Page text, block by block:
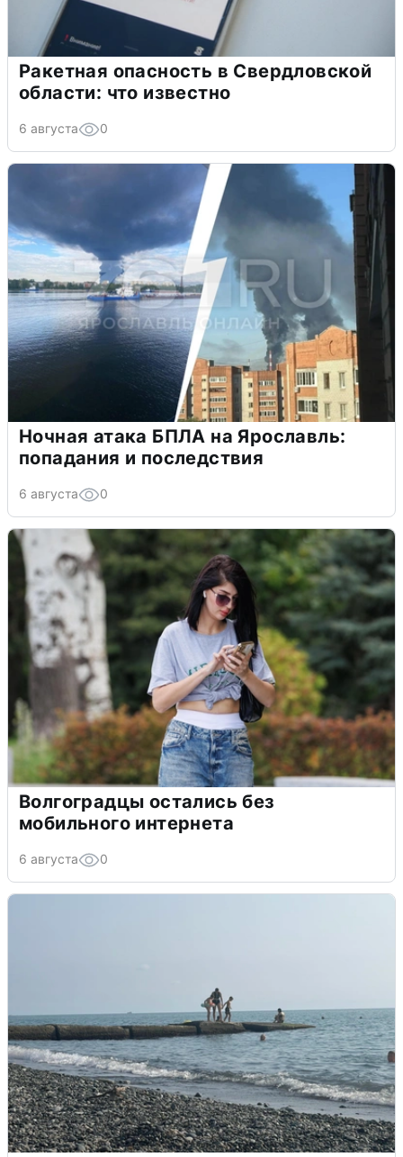
Ракетная опасность в Свердловской
области: что известно
6 августа 0
Ночная атака БПЛА на Ярославль:
попадания и последствия
6 августа 0
Волгоградцы остались без
мобильного интернета
6 августа 0